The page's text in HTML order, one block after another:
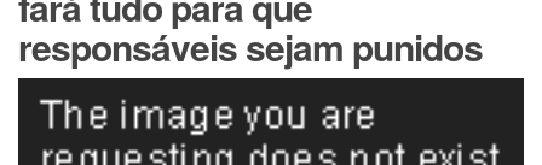
responsáveis sejam punidos